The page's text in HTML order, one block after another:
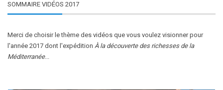
SOMMAIRE VIDÉOS 2017
Merci de choisir le thème des vidéos que vous voulez visionner pour
l'année 2017 dont l'expédition À la découverte des richesses de la
Méditerranée...